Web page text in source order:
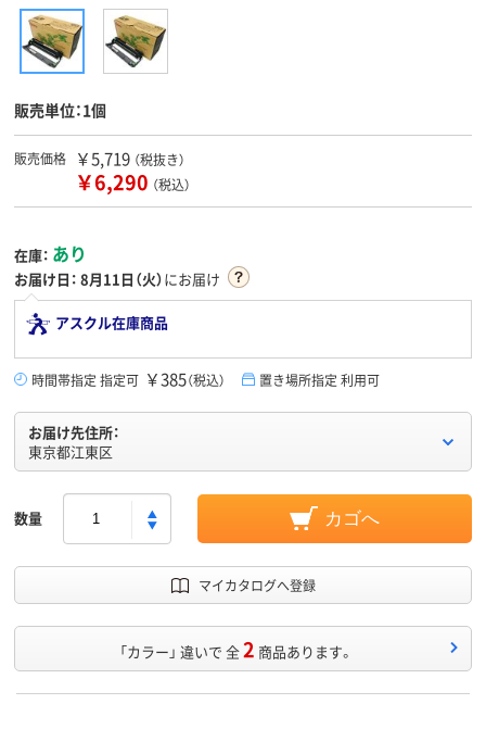
販売単位：1個
販売価格 ￥5,719 （税抜き）
￥6,290 （税込）
在庫： あり
お届け日： 8月11日（火）にお届け
アスクル在庫商品
時間帯指定 指定可 ￥385（税込） 置き場所指定 利用可
お届け先住所：
東京都江東区
数量 カゴへ
マイカタログへ登録
「カラー」 違いで 全2 商品あります。